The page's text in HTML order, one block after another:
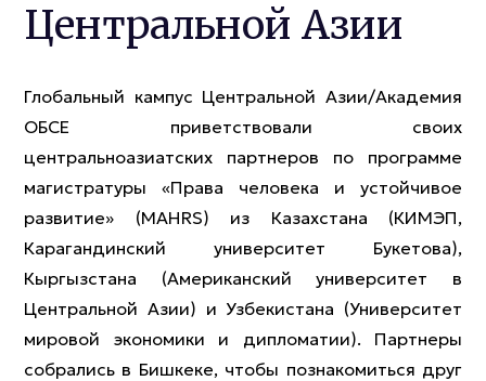
Центральной Азии
Глобальный кампус Центральной Азии/Академия
ОБСЕ приветствовали своих
центральноазиатских партнеров по программе
магистратуры «Права человека и устойчивое
развитие» (MAHRS) из Казахстана (КИМЭП,
Карагандинский университет Букетова),
Кыргызстана (Американский университет в
Центральной Азии) и Узбекистана (Университет
мировой экономики и дипломатии). Партнеры
собрались в Бишкеке, чтобы познакомиться друг